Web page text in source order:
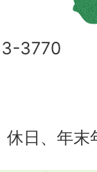
3770
休日、年